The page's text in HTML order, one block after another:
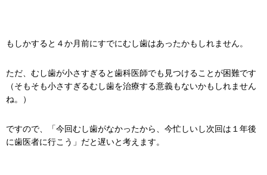
もしかすると４か月前にすでにむし歯はあったかもしれません。
ただ、むし歯が小さすぎると歯科医師でも見つけることが困難です
（そもそも小さすぎるむし歯を治療する意義もないかもしれません
ね。）
ですので、「今回むし歯がなかったから、今忙しいし次回は１年後
に歯医者に行こう」だと遅いと考えます。